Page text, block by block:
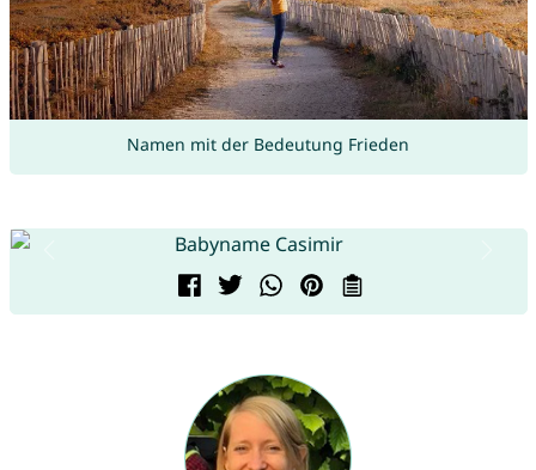
Namen mit der Bedeutung Frieden